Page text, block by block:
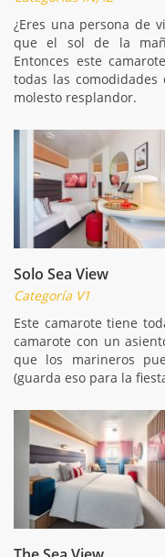
¿Eres una persona de
que el sol de la
Entonces este
todas las
molesto resplandor.
Solo Sea View
Categoría V1
Este camarote tiene
camarote con un
que los marineros
(guarda eso para la